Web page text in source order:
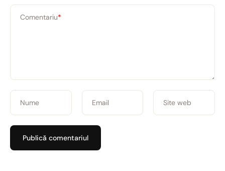
Comentariu*
Nume Email Site web